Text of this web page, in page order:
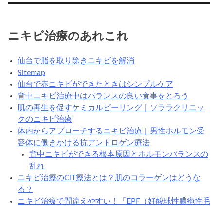
ニキビ治療のあれこれ
仙台で脂を取り除きニキビを解消
Sitemap
仙台で赤ニキビができたときはシンプルケア
背中ニキビ治療中はバランスの良い食事をとろう
肌の再生を促すケミカルピーリング｜ソララクリニッ
クのニキビ治療
体内からアプローチするニキビ治療｜男性ホルモン受
容体に働きかける抗アンドロゲン療法
背中ニキビができる根本原因とホルモンバランスの
乱れ
ニキビ治療のCIT療法とは？肌のコラーゲンはどうな
る？
ニキビ治療で間違えやすい！「EPF（好酸球性膿疱性毛